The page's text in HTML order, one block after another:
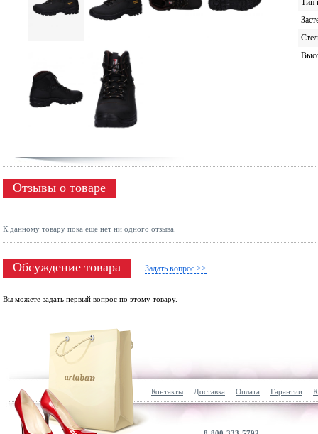
Тип
Отзывы о товаре
К данному товару пока ещё нет ни одного отзыва.
Обсуждение товара Задать вопрос >>
Вы можете задать первый вопрос по этому товару.
Контакты Доставка Оплата Гарантии